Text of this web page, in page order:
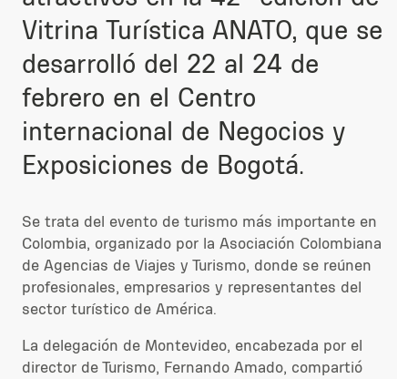
Vitrina Turística ANATO, que se
desarrolló del 22 al 24 de
febrero en el Centro
internacional de Negocios y
Exposiciones de Bogotá.
Se trata del evento de turismo más importante en
Colombia, organizado por la Asociación Colombiana
de Agencias de Viajes y Turismo, donde se reúnen
profesionales, empresarios y representantes del
sector turístico de América.
La delegación de Montevideo, encabezada por el
director de Turismo, Fernando Amado, compartió